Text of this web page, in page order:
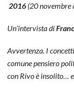
2016 (20 novembre
Un’intervista di
Avvertenza. I
comune pensiero
con Rivo è insolito…